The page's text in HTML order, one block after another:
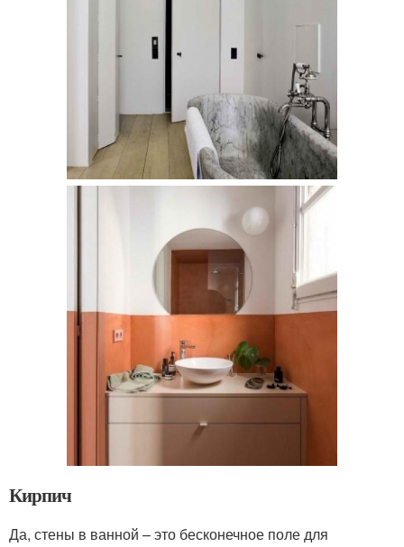
Кирпич
Да, стены в ванной – это бесконечное поле для